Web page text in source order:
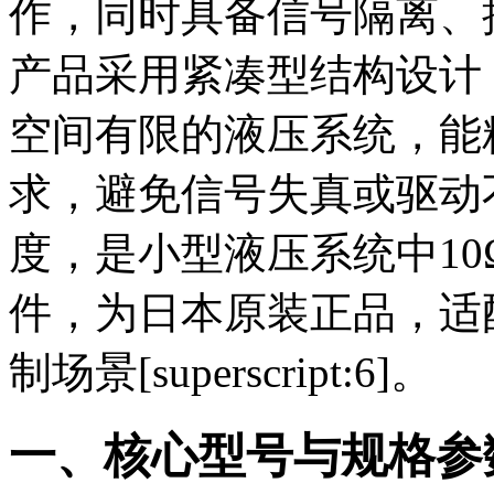
作，同时具备信号隔离
产品采用紧凑型结构设
空间有限的液压系统，
求，避免信号失真或驱
度，是小型液压系统中
件，为日本原装正品，
制场景[superscript:6]。
一、核心型号与规格参